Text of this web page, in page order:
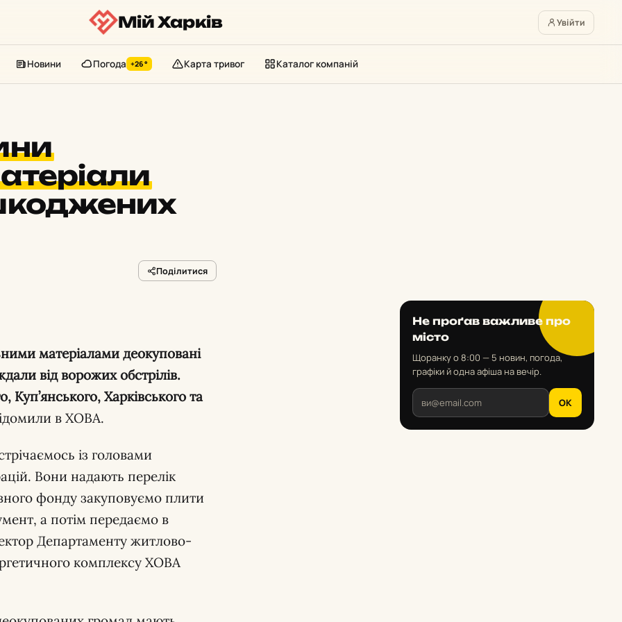
Мій Харків Увійти
Новини Погода +26° Карта тривог Каталог компаній
Поділитися
матеріалами деокуповані
від ворожих обстрілів.
Куп’янського, Харківського та
в ХОВА.
із головами
Вони надають перелік
фонду закуповуємо плити
а потім передаємо в
Департаменту житлово-
комплексу ХОВА
Не проґав важливе про
місто
Щоранку о 8:00 — 5 новин, погода,
графіки й одна афіша на вечір.
OK